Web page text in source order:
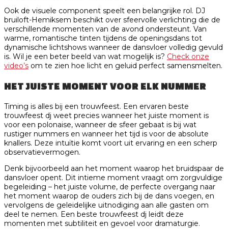
Ook de visuele component speelt een belangrijke rol. DJ
bruiloft-Hemiksem beschikt over sfeervolle verlichting die de
verschillende momenten van de avond ondersteunt. Van
warme, romantische tinten tijdens de openingsdans tot
dynamische lichtshows wanneer de dansvloer volledig gevuld
is. Wil je een beter beeld van wat mogelijk is? Check onze
video’s om te zien hoe licht en geluid perfect samensmelten.
HET JUISTE MOMENT VOOR ELK NUMMER
Timing is alles bij een trouwfeest. Een ervaren beste
trouwfeest dj weet precies wanneer het juiste moment is
voor een polonaise, wanneer de sfeer gebaat is bij wat
rustiger nummers en wanneer het tijd is voor de absolute
knallers. Deze intuïtie komt voort uit ervaring en een scherp
observatievermogen.
Denk bijvoorbeeld aan het moment waarop het bruidspaar de
dansvloer opent. Dit intieme moment vraagt om zorgvuldige
begeleiding – het juiste volume, de perfecte overgang naar
het moment waarop de ouders zich bij de dans voegen, en
vervolgens de geleidelijke uitnodiging aan alle gasten om
deel te nemen. Een beste trouwfeest dj leidt deze
momenten met subtiliteit en gevoel voor dramaturgie.